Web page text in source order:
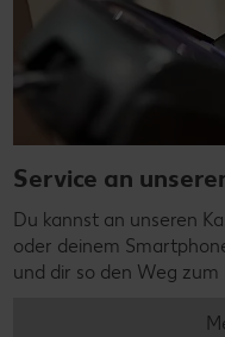
Service an
Du kannst an unseren
oder deinem
und dir so den Weg